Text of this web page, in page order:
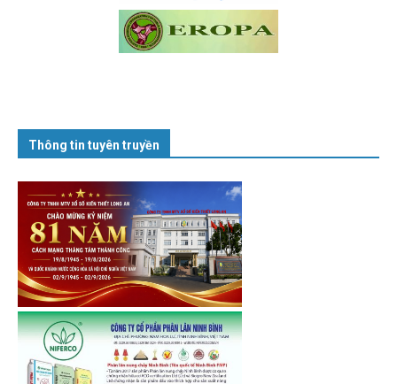
Thông tin tuyên truyền